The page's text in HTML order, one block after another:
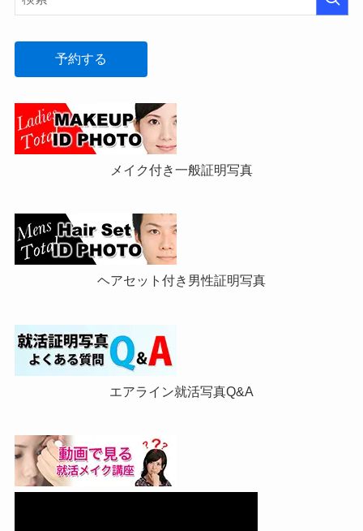
予約する
メイク付き一般証明写真
ヘアセット付き男性証明写真
エアライン就活写真Q&A